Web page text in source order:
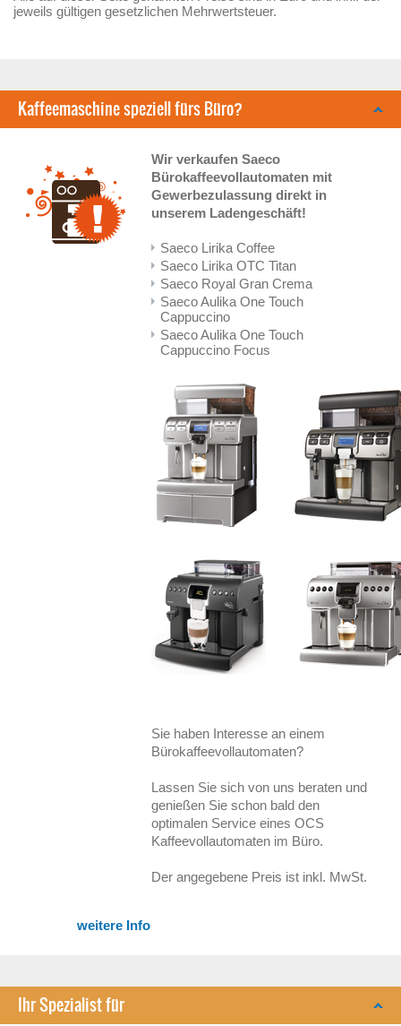
jeweils gültigen gesetzlichen Mehrwertsteuer.
Kaffeemaschine speziell fürs Büro?
Wir verkaufen Saeco
Bürokaffeevollautomaten mit
Gewerbezulassung direkt in
unserem Ladengeschäft!
Saeco Lirika Coffee
Saeco Lirika OTC Titan
Saeco Royal Gran Crema
Saeco Aulika One Touch
Cappuccino
Saeco Aulika One Touch
Cappuccino Focus
Sie haben Interesse an einem
Bürokaffeevollautomaten?
Lassen Sie sich von uns beraten und
genießen Sie schon bald den
optimalen Service eines OCS
Kaffeevollautomaten im Büro.
Der angegebene Preis ist inkl. MwSt.
weitere Info
Ihr Spezialist für